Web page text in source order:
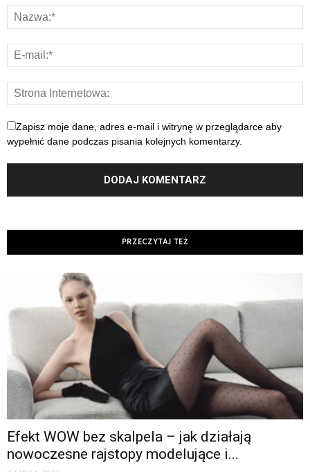
Zapisz moje dane, adres e-mail i witrynę w przeglądarce aby
wypełnić dane podczas pisania kolejnych komentarzy.
PRZECZYTAJ TEŻ
Efekt WOW bez skalpela – jak działają
nowoczesne rajstopy modelujące i...